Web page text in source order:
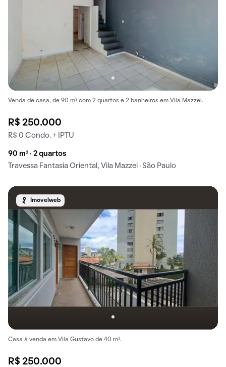
Venda de casa, de 90 m² com 2 quartos e 2 banheiros em Vila Mazzei.
R$ 250.000
R$ 0 Condo. + IPTU
90 m² · 2 quartos
Travessa Fantasia Oriental, Vila Mazzei · São Paulo
Imovelweb
Casa à venda em Vila Gustavo de 40 m².
R$ 250.000